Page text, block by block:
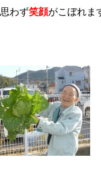
思わず笑顔がこぼれま